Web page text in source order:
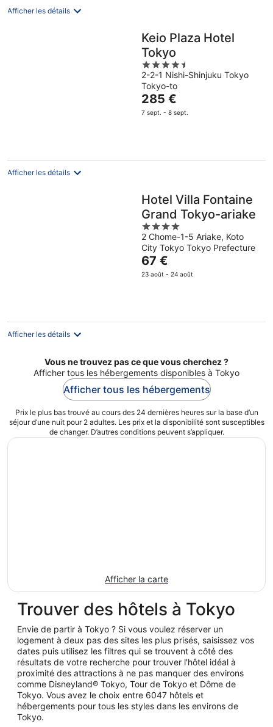
Afficher les détails
Keio Plaza Hotel
Tokyo
4.5
out
of
5
2-2-1 Nishi-Shinjuku Tokyo
Tokyo-to
Le
prix
par
285 €
7 sept. - 8 sept.
Afficher les détails
Hotel Villa Fontaine
Grand Tokyo-ariake
4
out
of
5
2 Chome-1-5 Ariake, Koto
City Tokyo Tokyo Prefecture
Le
prix
par
67 €
23 août - 24 août
Afficher les détails
Vous ne trouvez pas ce que vous cherchez ?
Afficher tous les hébergements disponibles à Tokyo
Afficher tous les hébergements
Prix le plus bas trouvé au cours des 24 dernières heures sur la base d’un
séjour d’une nuit pour 2 adultes. Les prix et la disponibilité sont susceptibles
de changer. D’autres conditions peuvent s’appliquer.
Afficher la carte
Trouver des hôtels à Tokyo
Envie de partir à Tokyo ? Si vous voulez réserver un
logement à deux pas des sites les plus prisés, saisissez vos
dates puis utilisez les filtres qui se trouvent à côté des
résultats de votre recherche pour trouver l'hôtel idéal à
proximité des attractions à ne pas manquer des environs
comme Disneyland® Tokyo, Tour de Tokyo et Dôme de
Tokyo. Vous avez le choix entre 6047 hôtels et
hébergements pour tous les styles dans les environs de
Tokyo.